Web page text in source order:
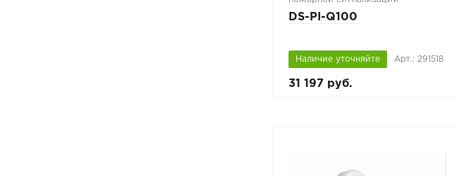
DS-PI-Q100
Наличие уточняйте Арт.: 291518
31 197 руб.